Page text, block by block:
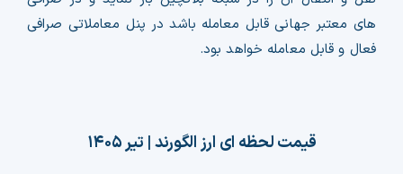
شاخص ترس و طمع
های معتبر جهانی قابل معامله باشد در پنل معاملاتی صرافی
فعال و قابل معامله خواهد بود.
قیمت لحظه ای ارز الگورند | تیر ۱۴۰۵